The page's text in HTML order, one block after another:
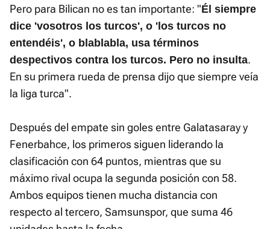
Pero para Bilican no es tan importante: "Él siempre
dice 'vosotros los turcos', o 'los turcos no
entendéis', o blablabla, usa términos
despectivos contra los turcos. Pero no insulta.
En su primera rueda de prensa dijo que siempre veía
la liga turca".
Después del empate sin goles entre Galatasaray y
Fenerbahce, los primeros siguen liderando la
clasificación con 64 puntos, mientras que su
máximo rival ocupa la segunda posición con 58.
Ambos equipos tienen mucha distancia con
respecto al tercero, Samsunspor, que suma 46